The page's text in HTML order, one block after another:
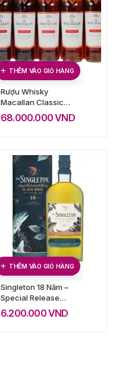
THÊM VÀO GIỎ HÀNG
Rượu Whisky
Macallan Classic
Cut Full Set (2017,
2018, 2019, 2020,
68.000.000VND
THÊM VÀO GIỎ HÀNG
Singleton 18 Năm –
Special Release
2019
6.200.000VND